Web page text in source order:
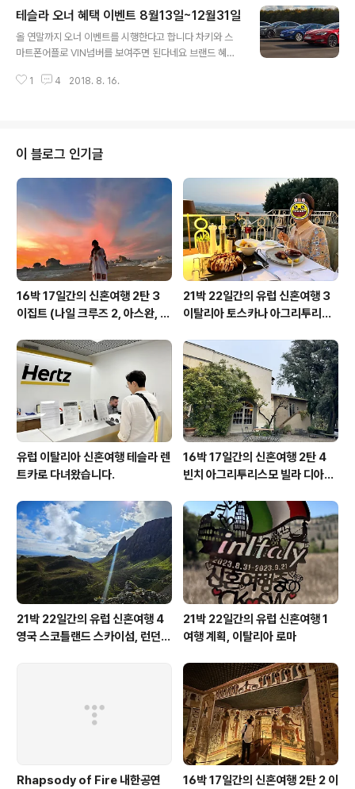
데월드타워까지 거리는 370km 전비 200Wh/km 기준
잡으면 74% 소모될걸로 예상됩니다. 이걸로 테슬라로 서
울왕복이 4번째가 되겠네요 . 테슬라 차량내 예상에서는
만 이젠 저 계산이 회생제동으로 버는게 포함되어있지 않
테슬라 오너 혜택 이벤트 8월13일~12월31일
올 연말까지 오너 이벤트를 시행한다고 합니다 차키와 스
마트폰어플로 VIN넘버를 보여주면 된다네요 브랜드 혜택
면세점 이용 시 20% 할인 - 익스프레스 서비스 제공 - 오
잠실점, 수원점, 해운대점, 울산점, 시몬스 테라스 1회 * 중
복, 추가 할인 적용 불가 반얀트리 클럽 & 스파 서울 그라넘
다이닝 라운지, 페스타 다이닝, 문 바 이용 시 10% 할인 2
018년 12월 31일 더 리버 더 리버 벨라쿠치나 예약 이용
시 하우스 와인 1잔 제공 2018년 12월..
1 4 2018. 8. 16.
이 블로그 인기글
16박 17일간의 신혼여행 2탄 3
이집트 (나일 크루즈 2, 아스완, 아
21박 22일간의 유럽 신혼여행 3
이탈리아 토스카나 아그리투리스
유럽 이탈리아 신혼여행 테슬라 렌
트카로 다녀왔습니다.
16박 17일간의 신혼여행 2탄 4
빈치 아그리투리스모 빌라 디아넬
21박 22일간의 유럽 신혼여행 4
영국 스코틀랜드 스카이섬, 런던,
21박 22일간의 유럽 신혼여행 1
여행 계획, 이탈리아 로마
Rhapsody of Fire 내한공연 16박 17일간의 신혼여행 2탄 2 이